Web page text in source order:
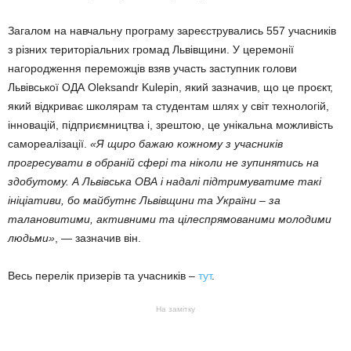
Загалом на навчальну програму зареєструвались 557 учасників
з різних територіальних громад Львівщини. У церемонії
нагородження переможців взяв участь заступник голови
Львівської ОДА Oleksandr Kulepin, який зазначив, що це проєкт,
який відкриває школярам та студентам шлях у світ технологій,
інновацій, підприємництва і, зрештою, це унікальна можливість
самореалізації. «Я щиро бажаю кожному з учасників
прогресувати в обраній сфері та ніколи не зупинятись на
здобутому. А Львівська ОВА і надалі підтримуватиме такі
ініціативи, бо майбутнє Львівщини та України – за
талановитими, активними та цілеспрямованими молодими
людьми» , — зазначив він.
Весь перелік призерів та учасників – тут.
На замітку